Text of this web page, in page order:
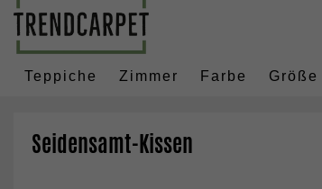
Teppiche Zimmer Farbe Größe
Seidensamt-Kissen